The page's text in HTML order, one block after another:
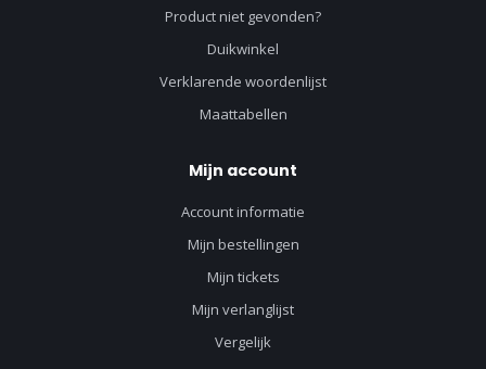
Product niet gevonden?
Duikwinkel
Verklarende woordenlijst
Maattabellen
Mijn account
Account informatie
Mijn bestellingen
Mijn tickets
Mijn verlanglijst
Vergelijk